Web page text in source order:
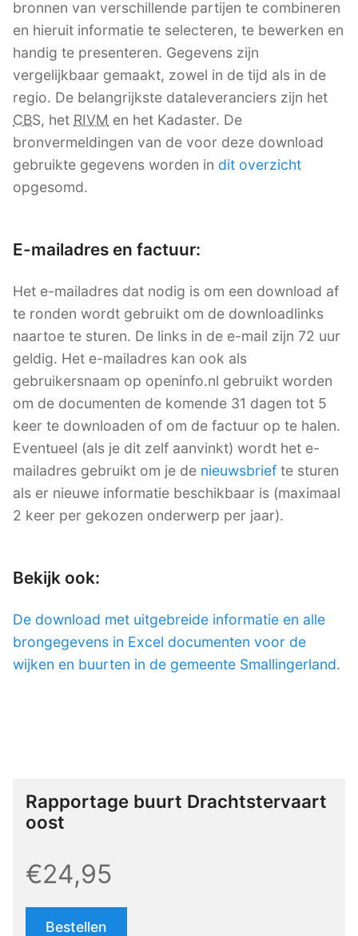
bronnen van verschillende partijen te combineren
en hieruit informatie te selecteren, te bewerken en
handig te presenteren. Gegevens zijn
vergelijkbaar gemaakt, zowel in de tijd als in de
regio. De belangrijkste dataleveranciers zijn het
CBS, het RIVM en het Kadaster. De
bronvermeldingen van de voor deze download
gebruikte gegevens worden in dit overzicht
opgesomd.
E-mailadres en factuur:
Het e-mailadres dat nodig is om een download af
te ronden wordt gebruikt om de downloadlinks
naartoe te sturen. De links in de e-mail zijn 72 uur
geldig. Het e-mailadres kan ook als
gebruikersnaam op openinfo.nl gebruikt worden
om de documenten de komende 31 dagen tot 5
keer te downloaden of om de factuur op te halen.
Eventueel (als je dit zelf aanvinkt) wordt het e-
mailadres gebruikt om je de nieuwsbrief te sturen
als er nieuwe informatie beschikbaar is (maximaal
2 keer per gekozen onderwerp per jaar).
Bekijk ook:
De download met uitgebreide informatie en alle
brongegevens in Excel documenten voor de
wijken en buurten in de gemeente Smallingerland.
Rapportage buurt Drachtstervaart
oost
€24,95
Bestellen